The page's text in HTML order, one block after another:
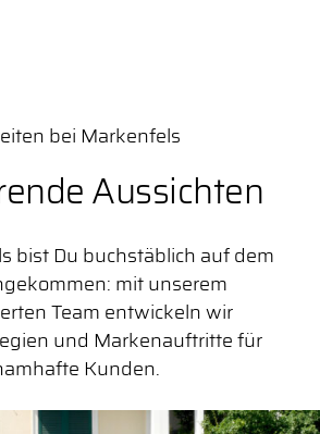
bei Markenfels
Aussichten
bist Du buchstäblich auf dem
mit unserem
Team entwickeln wir
und Markenauftritte für
Kunden.